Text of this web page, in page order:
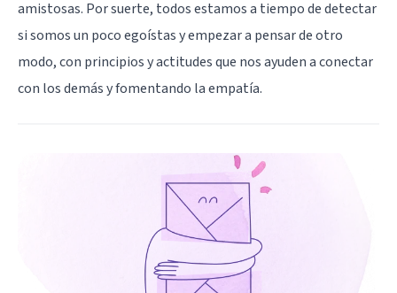
amistosas. Por suerte, todos estamos a tiempo de detectar
si somos un poco egoístas y empezar a pensar de otro
modo, con principios y actitudes que nos ayuden a conectar
con los demás y fomentando laempatía.